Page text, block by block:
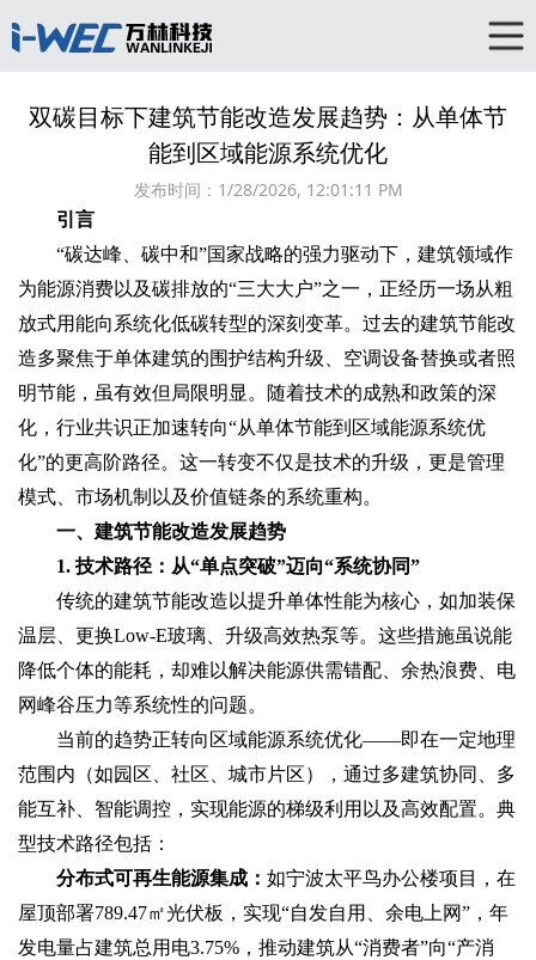
双碳目标下建筑节能改造发展趋势：从单体节
能到区域能源系统优化‌
发布时间： 1/28/2026, 12:01:11 PM
引言‌
“碳达峰、碳中和”国家战略的强力驱动下，建筑领域作
为能源消费以及碳排放的“三大大户”之一，正经历一场从粗
放式用能向系统化低碳转型的深刻变革。过去的建筑节能改
造多聚焦于单体建筑的围护结构升级、空调设备替换或者照
明节能，虽有效但局限明显。随着技术的成熟和政策的深
化，行业共识正加速转向“‌从单体节能到区域能源系统优
化‌”的更高阶路径。这一转变不仅是技术的升级，更是管理
模式、市场机制以及价值链条的系统重构。
一、建筑节能改造发展趋势‌
1. 技术路径：从“单点突破”迈向“系统协同”‌
传统的建筑节能改造以提升单体性能为核心，如加装保
温层、更换Low-E玻璃、升级高效热泵等。这些措施虽说能
降低个体的能耗，却难以解决能源供需错配、余热浪费、电
网峰谷压力等系统性的问题。
当前的趋势正转向‌区域能源系统优化‌——即在一定地理
范围内（如园区、社区、城市片区），通过多建筑协同、多
能互补、智能调控，实现能源的梯级利用以及高效配置。典
型技术路径包括：
分布式可再生能源集成‌： 如宁波太平鸟办公楼项目，在
屋顶部署789.47㎡光伏板，实现“自发自用、余电上网”，年
发电量占建筑总用电3.75%，推动建筑从“消费者”向“产消